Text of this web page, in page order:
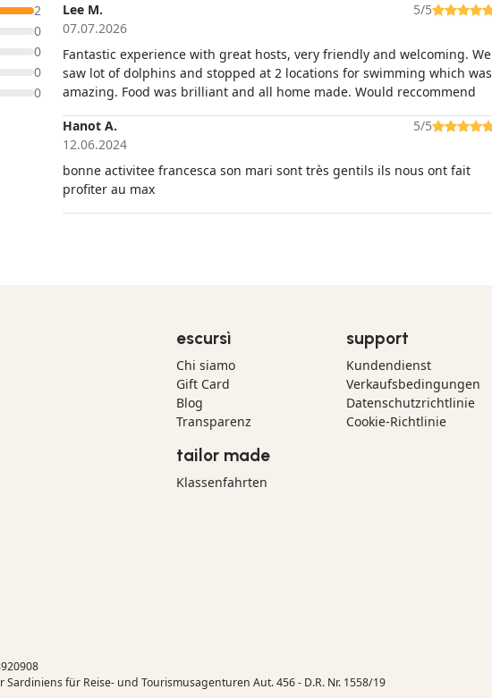
2
0
0
0
0
Lee M.
07.07.2026
5/5
Fantastic experience with great hosts, very friendly and welcoming. We
saw lot of dolphins and stopped at 2 locations for swimming which was
amazing. Food was brilliant and all home made. Would reccommend
Hanot A.
12.06.2024
5/5
bonne activitee francesca son mari sont très gentils ils nous ont fait
profiter au max
escursì
Chi siamo
Gift Card
Blog
Transparenz
tailor made
Klassenfahrten
support
Kundendienst
Verkaufsbedingungen
Datenschutzrichtlinie
Cookie-Richtlinie
für Reise- und Tourismusagenturen Aut. 456 - D.R. Nr. 1558/19